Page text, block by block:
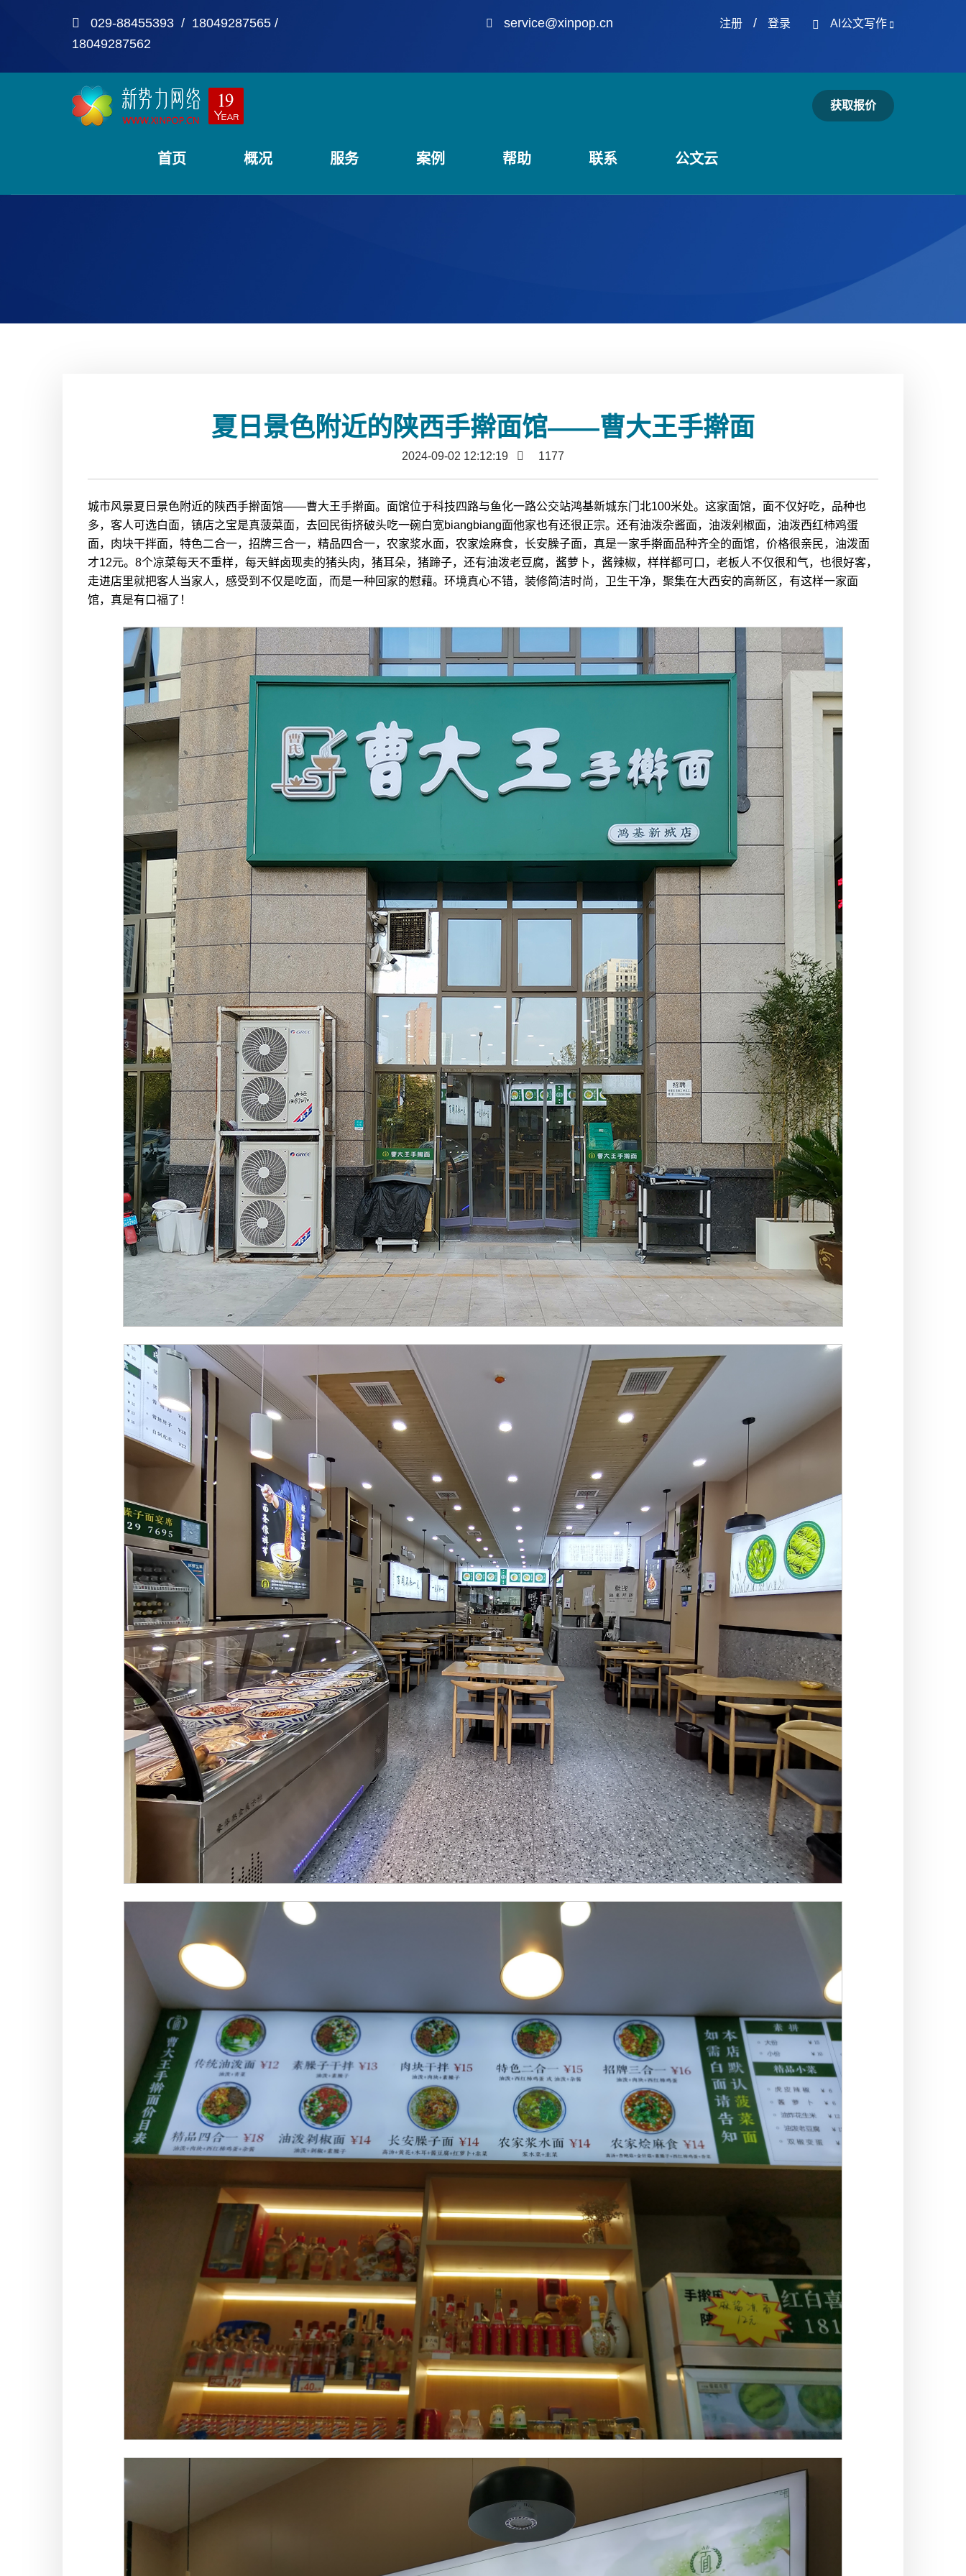
029-88455393 / 18049287565 /
18049287562
service@xinpop.cn 注册/ 登录 AI公文写作
首页 概况 服务 案例 帮助 联系 公文云
获取报价
夏日景色附近的陕西手擀面馆——曹大王手擀面
2024-09-02 12:12:19 1177
城市风景夏日景色附近的陕西手擀面馆——曹大王手擀面。面馆位于科技四路与鱼化一路公交站鸿基新城东门北100米处。这家面馆，面不仅好吃，品种也
多，客人可选白面，镇店之宝是真菠菜面，去回民街挤破头吃一碗白宽biangbiang面他家也有还很正宗。还有油泼杂酱面，油泼剁椒面，油泼西红柿鸡蛋
面，肉块干拌面，特色二合一，招牌三合一，精品四合一，农家浆水面，农家烩麻食，长安臊子面，真是一家手擀面品种齐全的面馆，价格很亲民，油泼面
才12元。8个凉菜每天不重样，每天鲜卤现卖的猪头肉，猪耳朵，猪蹄子，还有油泼老豆腐，酱萝卜，酱辣椒，样样都可口，老板人不仅很和气，也很好客，
走进店里就把客人当家人，感受到不仅是吃面，而是一种回家的慰藉。环境真心不错，装修简洁时尚，卫生干净，聚集在大西安的高新区，有这样一家面
馆，真是有口福了！